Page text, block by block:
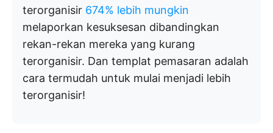
terorganisir 674% lebih mungkin
melaporkan kesuksesan dibandingkan
rekan-rekan mereka yang kurang
terorganisir. Dan templat pemasaran adalah
cara termudah untuk mulai menjadi lebih
terorganisir!